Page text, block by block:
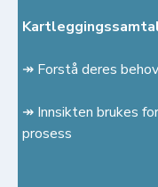
↠ Forstå deres
↠ Innsikten brukes
prosess